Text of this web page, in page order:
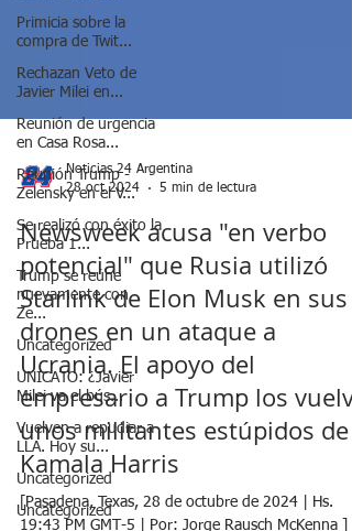
Primicia sobre la
compra de Twit...
Rechazan Veto de
Javier Milei en...
Reunión de urgencia
en Casa Rosa...
Reunión Trump -
Zelensky en el V...
Se realizó con éxito la
Prueba 1...
Trump se reúne
nuevamente con
Ze...
Uncategorized
UNICATO: ¿Javier
Milei va el bús...
Vuelven a repudiar a
LLA. Hoy su...
Uncategorized
Uncategorized
Noticias 24 Argentina
28 oct 2024
5 min de lectura
Newsweek acusa "en verbo
potencial" que Rusia utilizó
Starlink de Elon Musk en sus
drones en un ataque a
Ucrania. El apoyo del
empresario a Trump los vuelve
unos militantes estúpidos de